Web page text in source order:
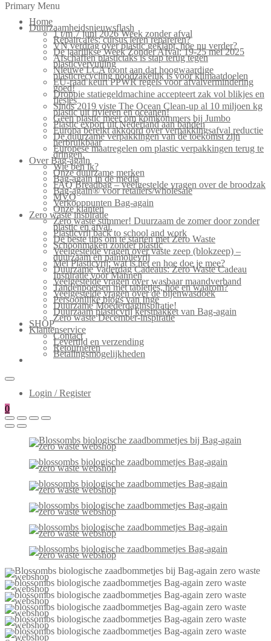
Primary Menu
Home
Duurzaamheidsnieuwsflash
1 t/m 7 juni 2026 Week zonder afval
Repaircafés: cursus leren repareren?
VN verdrag over plastic geklapt, hoe nu verder?
De jaarlijkse Week Zonder Afval: 19-25 mei 2025
Afschaffen plastictaks is stap terug tegen
plasticvervuiling
Nieuwe LCA toont aan dat hoogwaardige
plasticrecycling noodzakelijk is voor klimaatdoelen
EU-raad keurt PPWR regels voor afvalvermindering
goed!
Droppie statiegeldmachine accepteert zak vol blikjes en
flesjes
Sinds 2019 viste The Ocean Clean-up al 10 miljoen kg
plastic uit rivieren en oceanen!
Geen plastic meer om komkommers bij Jumbo
Plastic export uit Nederland aan banden
Europa bereikt akkoord over verpakkingsafval reductie
De duurzame verpakkingen van de toekomst zijn
herbruikbaar
Europese maatregelen om plastic verpakkingen terug te
dringen.
Over Bag-again
Wie ben ik?
Onze duurzame merken
Bag-again in de media
FAQ Breadbag – veelgestelde vragen over de broodzak
Bag-again® voor retailers/wholesale
MVO
Verkooppunten Bag-again
Onze klanten
Zero waste inspiratie
Zero waste summer! Duurzaam de zomer door zonder
plastic en afval.
Plasticvrij back to school and work
De beste tips om te starten met Zero Waste
Schoonmaken zonder plastic
Veelgestelde vragen over vaste zeep (blokzeep) –
duurzaam en palmolievrij
Mei Plasticvrij: wat is het en hoe doe je mee?
Duurzame Vaderdag Cadeaus: Zero Waste Cadeau
Inspiratie voor Mannen
Veelgestelde vragen over wasbaar maandverband
Tandenpoetsen met tabletjes, hoe en waarom?
Veelgestelde vragen over de bijenwasdoek
Persoonlijke blogs van Inge
Duurzame Moederdaginspiratie!
Duurzaam plasticvrij kerstpakket van Bag-again
Zero waste December-inspiratie
SHOP
Klantenservice
Contact
Levertijd en verzending
Retourneren
Betalingsmogelijkheden
Login / Register
0